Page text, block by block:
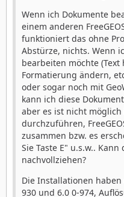
Wenn ich Dokumente
einem anderen
funktioniert das ohne
Abstürze, nichts. Wenn
bearbeiten möchte
Formatierung ändern,
oder sogar noch mit
kann ich diese
aber es ist nicht
durchzuführen,
zusammen bzw. es
Sie Taste E" u.s.w..
nachvollziehen?
Die Installationen haben
930 und 6.0 0-974,